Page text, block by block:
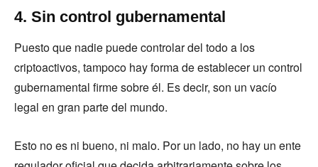
4. Sin control gubernamental
Puesto que nadie puede controlar del todo a los
criptoactivos, tampoco hay forma de establecer un control
gubernamental firme sobre él. Es decir, son un vacío
legal en gran parte del mundo.
Esto no es ni bueno, ni malo. Por un lado, no hay un ente